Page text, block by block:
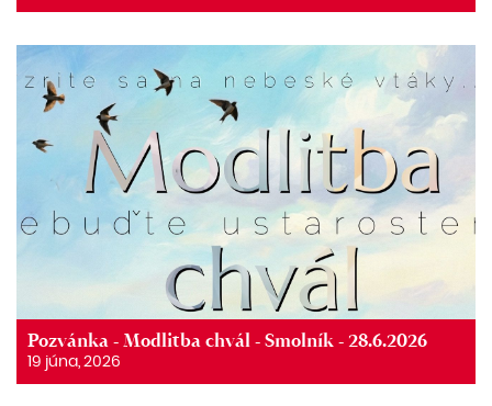
Pozvánka - Modlitba chvál - Smolník - 28.6.2026
19 júna, 2026